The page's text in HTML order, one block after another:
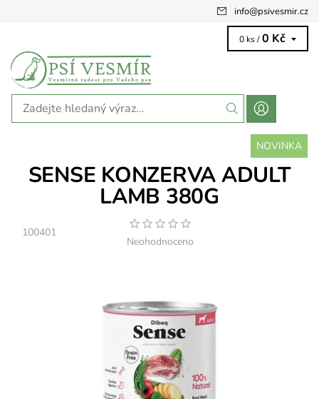
info@psivesmir.cz
0 ks / 0 Kč
NOVINKA
SENSE KONZERVA ADULT
LAMB 380G
100401
Neohodnoceno